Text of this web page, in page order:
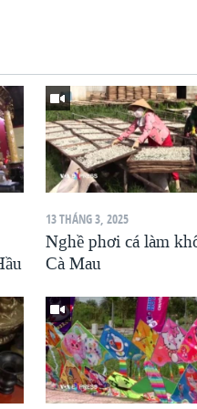
13 THÁNG 3, 2025
Nghề phơi cá làm
Cà Mau